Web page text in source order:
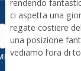
rendendo
ci aspetta una
regate costiere
una posizione
vediamo l’ora di